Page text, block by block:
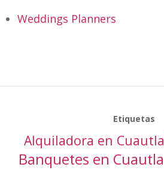
Weddings Planners
Etiquetas
Alquiladora en Cuautla
Banquetes en Cuautla